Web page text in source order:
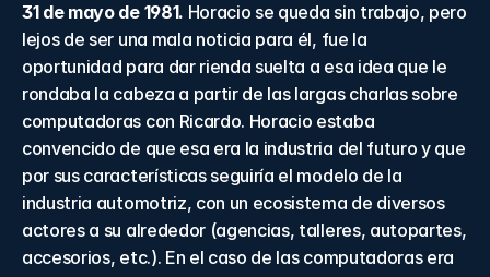
31 de mayo de 1981. Horacio se queda sin trabajo, pero
lejos de ser una mala noticia para él, fue la
oportunidad para dar rienda suelta a esa idea que le
rondaba la cabeza a partir de las largas charlas sobre
computadoras con Ricardo. Horacio estaba
convencido de que esa era la industria del futuro y que
por sus características seguiría el modelo de la
industria automotriz, con un ecosistema de diversos
actores a su alrededor (agencias, talleres, autopartes,
accesorios, etc.). En el caso de las computadoras era